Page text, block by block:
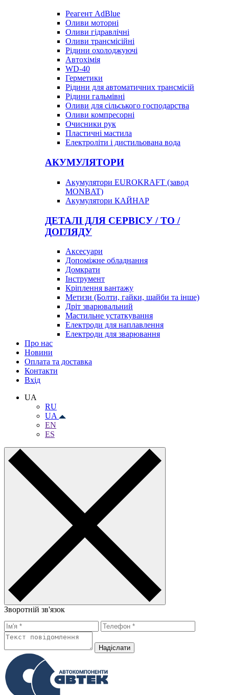
Реагент AdBlue
Оливи моторні
Оливи гідравлічні
Оливи трансмісійні
Рідини охолоджуючі
Автохімія
WD-40
Герметики
Рідини для автоматичних трансмісій
Рідини гальмівні
Оливи для сільського господарства
Оливи компресорні
Очисники рук
Пластичні мастила
Електроліти і дистильована вода
АКУМУЛЯТОРИ
Акумулятори EUROKRAFT (завод
MONBAT)
Акумулятори КАЙНАР
ДЕТАЛІ ДЛЯ СЕРВІСУ / ТО /
ДОГЛЯДУ
Аксесуари
Допоміжне обладнання
Домкрати
Інструмент
Кріплення вантажу
Метизи (Болти, гайки, шайби та інше)
Дріт зварювальний
Мастильне устаткування
Електроди для наплавлення
Електроди для зварювання
Про нас
Новини
Оплата та доставка
Контакти
Вхiд
UA
RU
UA
EN
ES
Зворотній зв'язок
Надiслати